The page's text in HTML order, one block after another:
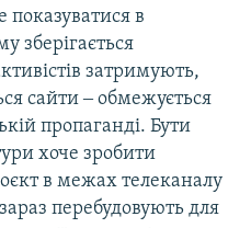
показуватися в
зберігається
затримують,
сайти ‒ обмежується
пропаганді. Бути
хоче зробити
в межах телеканалу
перебудовують для